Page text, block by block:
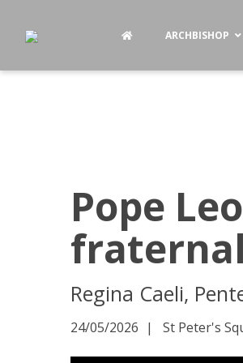
ARCHBISHOP
Pope
Regina Caeli,
24/05/2026 St Peter's